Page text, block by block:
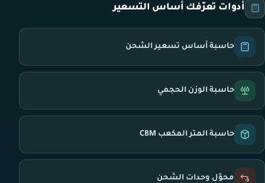
أدوات تعرّفك أساس التسعير
حاسبة أساس تسعير الشحن
حاسبة الوزن الحجمي
حاسبة المتر المكعب CBM
محوّل وحدات الشحن